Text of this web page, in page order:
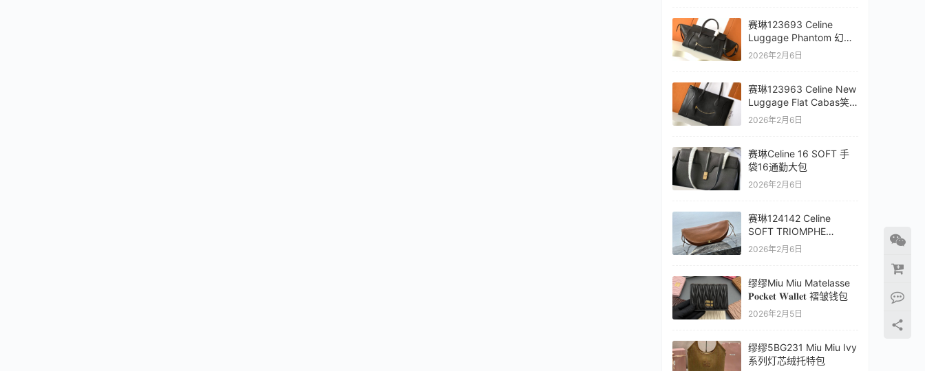
赛琳123693 Celine
Luggage Phantom 幻影
笑脸包
2026年2月6日
赛琳123963 Celine New
Luggage Flat Cabas笑
脸托特包
2026年2月6日
赛琳Celine 16 SOFT 手
袋16通勤大包
2026年2月6日
赛琳124142 Celine
SOFT TRIOMPHE
HALFMOON 半月包
2026年2月6日
缪缪Miu Miu Matelasse
𝐏𝐨𝐜𝐤𝐞𝐭 𝐖𝐚𝐥𝐥𝐞𝐭 褶皱钱包
2026年2月5日
缪缪5BG231 Miu Miu Ivy
系列灯芯绒托特包